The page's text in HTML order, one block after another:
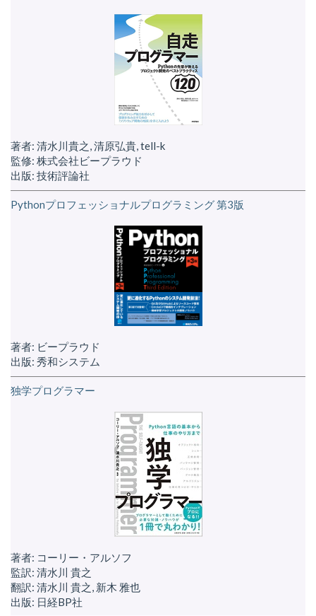
著者: 清水川貴之, 清原弘貴, tell-k
監修: 株式会社ビープラウド
出版: 技術評論社
Pythonプロフェッショナルプログラミング 第3版
著者: ビープラウド
出版: 秀和システム
独学プログラマー
著者: コーリー・アルソフ
監訳: 清水川 貴之
翻訳: 清水川 貴之, 新木 雅也
出版: 日経BP社